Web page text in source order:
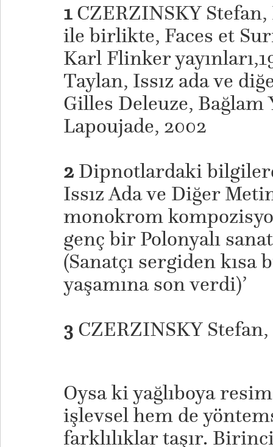
1CZERZINSKY Stefan,
ile birlikte, Faces et
Karl Flinker
Taylan, Issız ada ve
Gilles Deleuze, Bağlam
Lapoujade, 2002
2Dipnotlardaki
Issız Ada ve Diğer
monokrom
genç bir Polonyalı
(Sanatçı sergiden kısa
yaşamına son verdi)’
3CZERZINSKY Stefan,
Oysa ki yağlıboya
işlevsel hem de
farklılıklar taşır.